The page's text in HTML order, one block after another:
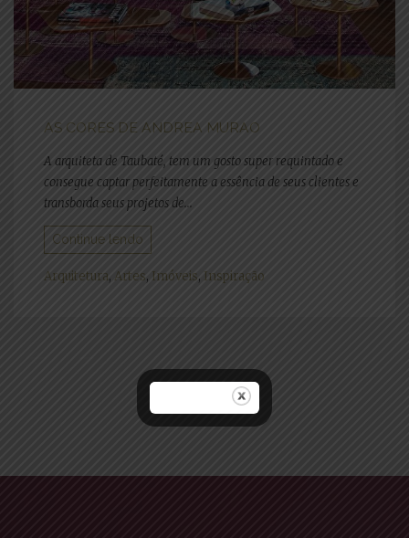
AS CORES DE ANDREA MURAO
A arquiteta de Taubaté, tem um gosto super requintado e
consegue captar perfeitamente a essência de seus clientes e
transborda seus projetos de...
Continue lendo
Arquitetura, Artes, Imóveis, Inspiração